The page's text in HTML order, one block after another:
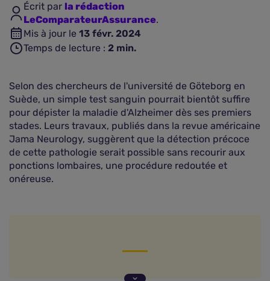
Écrit par la rédaction
LeComparateurAssurance.
Mis à jour le 13 févr. 2024
Temps de lecture : 2 min.
Selon des chercheurs de l'université de Göteborg en
Suède, un simple test sanguin pourrait bientôt suffire
pour dépister la maladie d'Alzheimer dès ses premiers
stades. Leurs travaux, publiés dans la revue américaine
Jama Neurology, suggèrent que la détection précoce
de cette pathologie serait possible sans recourir aux
ponctions lombaires, une procédure redoutée et
onéreuse.